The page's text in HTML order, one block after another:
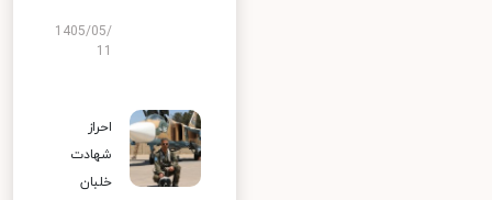
1405/05/
احراز
شهادت
خلبان